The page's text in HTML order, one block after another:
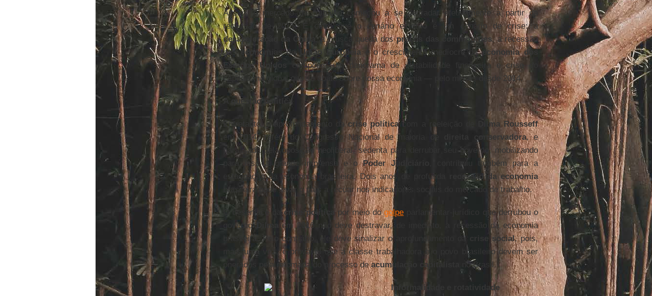
Assim, o mercado de trabalho começou a se degradar efetivamente a partir da
recessão de 2015. É claro que o cenário externo é um cenário de crise: a
desaceleração da China
, a brusca queda dospreços das commodities, a recessão
nas economias da União Europeiae o crescimento medíocre daeconomia dos
Estados Unidos
compõem um panorama de instabilidade financeira e crise do
capitalismo global que se abate sobre nossa economia — pelo menos desde 2014.
A questão política
Entretanto, o aprofundamento dacrise políticacom a reeleição de
Dilma Rousseff
em 2014, refém do Congresso Nacional de maioria de
direita conservadora, e
paralisada pela oposição neoliberal, sedenta para derrubar seu governo, mobilizando
para isso a grande imprensa e oPoder Judiciário
, contribuiu também para a
estagnação da economia brasileira. Dois anos de profunda
recessão da economia
brasileira pode levar o país a recuar nos indicadores sociais do mercado de trabalho.
O desenlace dacrise política por meio dogolpe parlamentar-jurídico que derrubou o
governoDilma
em 2016 não deve destravar, de imediato, a recessão da economia
brasileira. Pelo contrário, ele deve sinalizar o aprofundamento da
crise social, pois,
mais uma vez, é provável que a classe trabalhadora e o povo brasileiro devem ser
onerados pela retomada do processo deacumulação capitalista no Brasil.
Informalidade e rotatividade